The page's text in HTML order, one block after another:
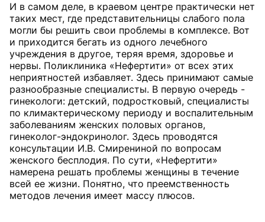
И в самом деле, в краевом центре практически нет
таких мест, где представительницы слабого пола
могли бы решить свои проблемы в комплексе. Вот
и приходится бегать из одного лечебного
учреждения в другое, теряя время, здоровье и
нервы. Поликлиника «Нефертити» от всех этих
неприятностей избавляет. Здесь принимают самые
разнообразные специалисты. В первую очередь -
гинекологи: детский, подростковый, специалисты
по климактерическому периоду и воспалительным
заболеваниям женских половых органов,
гинеколог-эндокринолог. Здесь проводятся
консультации И.В. Смирениной по вопросам
женского бесплодия. По сути, «Нефертити»
намерена решать проблемы женщины в течение
всей ее жизни. Понятно, что преемственность
методов лечения имеет массу плюсов.